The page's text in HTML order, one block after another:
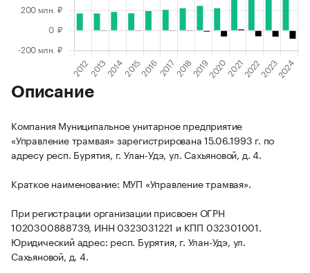
Описание
Компания Муниципальное унитарное предприятие
«Управление трамвая» зарегистрирована 15.06.1993 г. по
адресу респ. Бурятия, г. Улан-Удэ, ул. Сахьяновой, д. 4.
Краткое наименование: МУП «Управление трамвая».
При регистрации организации присвоен ОГРН
1020300888739, ИНН 0323031221 и КПП 032301001.
Юридический адрес: респ. Бурятия, г. Улан-Удэ, ул.
Сахьяновой, д. 4.